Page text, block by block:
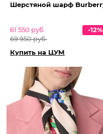
Шерстяной шарф
61 550 руб.
69 950 руб.
-12%
Купить на ЦУМ